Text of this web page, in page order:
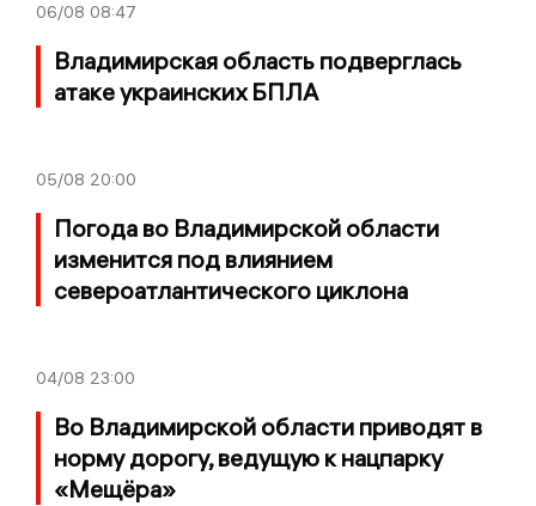
06/08 08:47
Владимирская область подверглась
атаке украинских БПЛА
05/08 20:00
Погода во Владимирской области
изменится под влиянием
североатлантического циклона
04/08 23:00
Во Владимирской области приводят в
норму дорогу, ведущую к нацпарку
«Мещёра»